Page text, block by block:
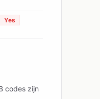
Yes
codes zijn